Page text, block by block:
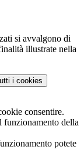
si avvalgono di
illustrate nella
i cookies
consentire.
funzionamento della
potete